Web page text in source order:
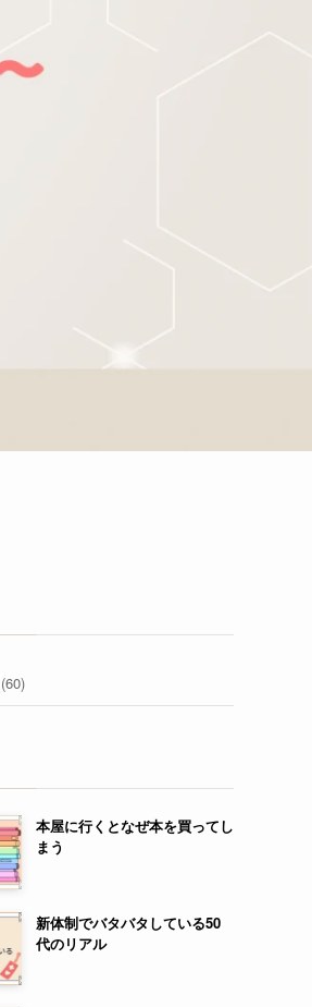
(60)
本屋に行くとなぜ本を買ってし
まう
新体制でバタバタしている50
代のリアル